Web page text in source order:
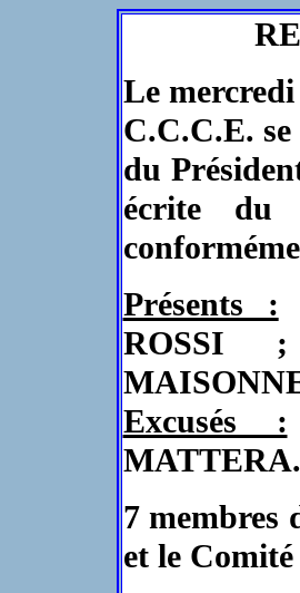
Le
C.C.C.E.
du
écrite du
Présents :
ROSSI ;
Excusés :
MATTERA.
7 membres
et le